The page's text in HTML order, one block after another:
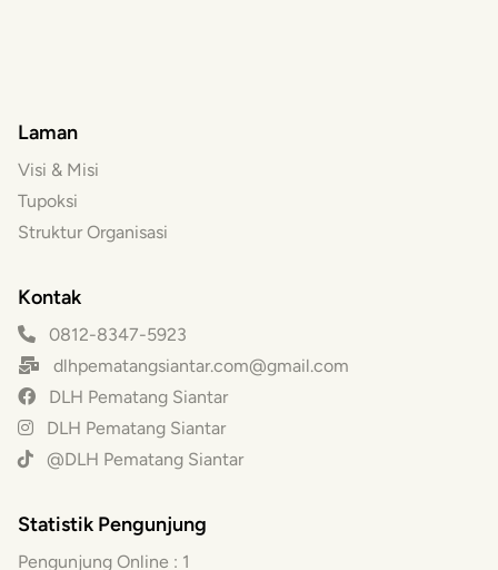
Laman
Visi & Misi
Tupoksi
Struktur Organisasi
Kontak
0812-8347-5923
dlhpematangsiantar.com@gmail.com
DLH Pematang Siantar
DLH Pematang Siantar
@DLH Pematang Siantar
Statistik Pengunjung
Pengunjung Online : 1